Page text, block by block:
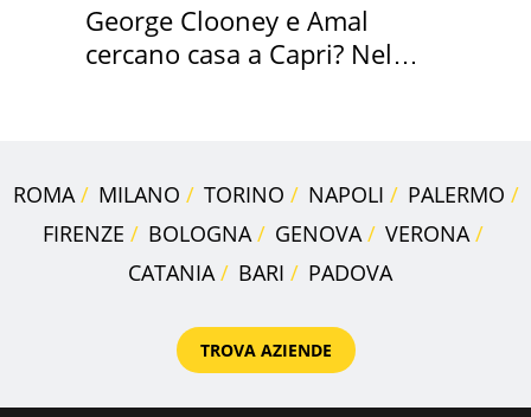
George Clooney e Amal
cercano casa a Capri? Nel
ROMA MILANO TORINO NAPOLI
PALERMO
FIRENZE
BOLOGNA GENOVA
VERONA
CATANIA
BARI PADOVA
TROVA AZIENDE